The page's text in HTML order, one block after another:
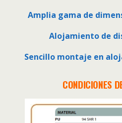
Amplia gama de
Alojamiento de
Sencillo montaje en
CONDICIONES